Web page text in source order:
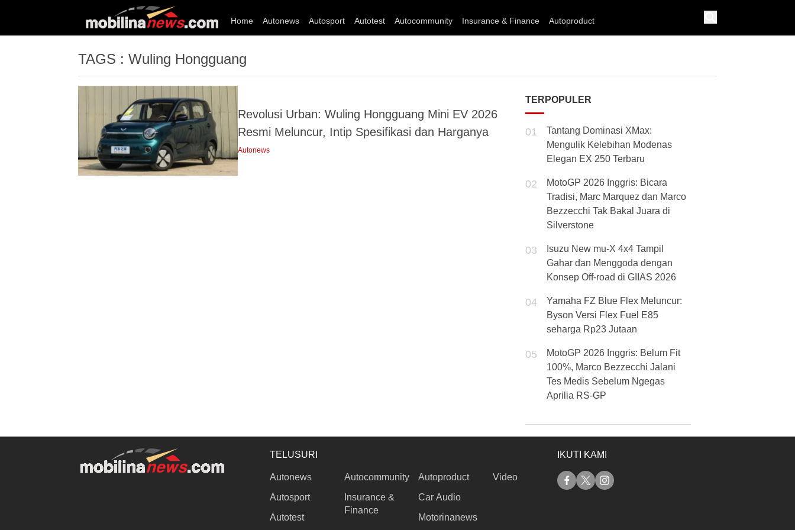
Home Autonews Autosport Autotest Autocommunity Insurance & Finance Autoproduct
TAGS : Wuling Hongguang
Revolusi Urban: Wuling Hongguang Mini EV 2026
Resmi Meluncur, Intip Spesifikasi dan Harganya
Autonews
TERPOPULER
01
Tantang Dominasi XMax:
Mengulik Kelebihan Modenas
Elegan EX 250 Terbaru
02
MotoGP 2026 Inggris: Bicara
Tradisi, Marc Marquez dan Marco
Bezzecchi Tak Bakal Juara di
Silverstone
03
Isuzu New mu-X 4x4 Tampil
Gahar dan Menggoda dengan
Konsep Off-road di GIIAS 2026
04
Yamaha FZ Blue Flex Meluncur:
Byson Versi Flex Fuel E85
seharga Rp23 Jutaan
05
MotoGP 2026 Inggris: Belum Fit
100%, Marco Bezzecchi Jalani
Tes Medis Sebelum Ngegas
Aprilia RS-GP
TELUSURI
Autonews
Autosport
Autotest
Autocommunity
Insurance &
Finance
Autoproduct
Car Audio
Motorinanews
Video
IKUTI KAMI